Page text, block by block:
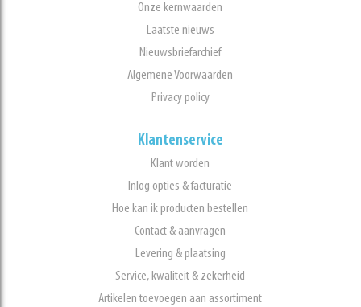
Onze kernwaarden
Laatste nieuws
Nieuwsbriefarchief
Algemene Voorwaarden
Privacy policy
Klantenservice
Klant worden
Inlog opties & facturatie
Hoe kan ik producten bestellen
Contact & aanvragen
Levering & plaatsing
Service, kwaliteit & zekerheid
Artikelen toevoegen aan assortiment